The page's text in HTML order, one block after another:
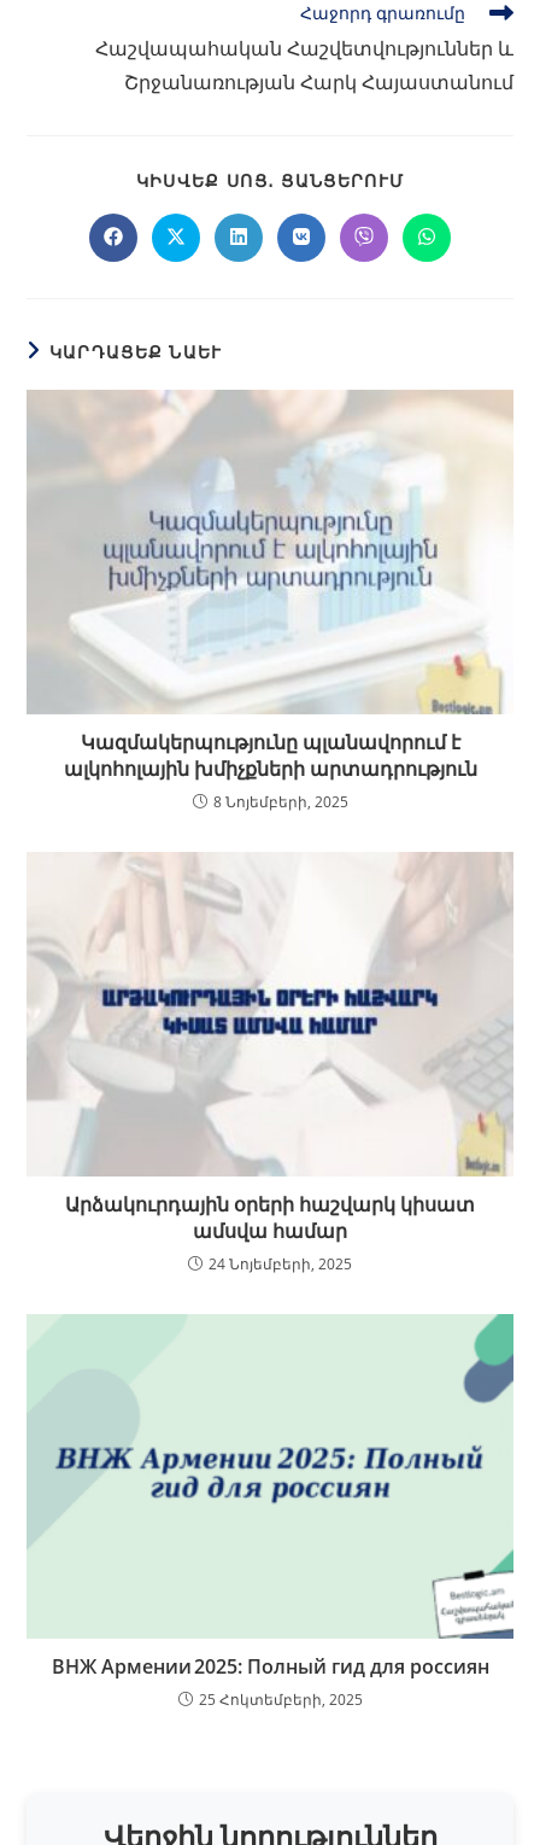
Հաջորդ գրառումը
Հաշվապահական Հաշվետվություններ և
Շրջանառության Հարկ Հայաստանում
ԿԻՍՎԵՔ ՍՈՑ․ ՑԱՆՑԵՐՈՒՄ
ԿԱՐԴԱՑԵՔ ՆԱԵՒ
Կազմակերպությունը պլանավորում է
ալկոհոլային խմիչքների արտադրություն
8 Նոյեմբերի, 2025
Արձակուրդային օրերի հաշվարկ կիսատ
ամսվա համար
24 Նոյեմբերի, 2025
ВНЖ Армении 2025: Полный гид для россиян
25 Հոկտեմբերի, 2025
Վերջին նորություններ